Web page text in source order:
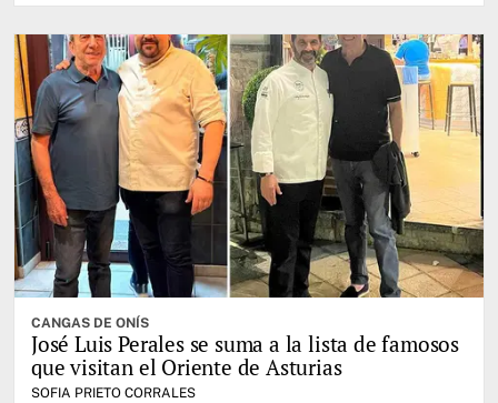
CANGAS DE ONÍS
José Luis Perales se suma a la lista de famosos
que visitan el Oriente de Asturias
SOFIA PRIETO CORRALES